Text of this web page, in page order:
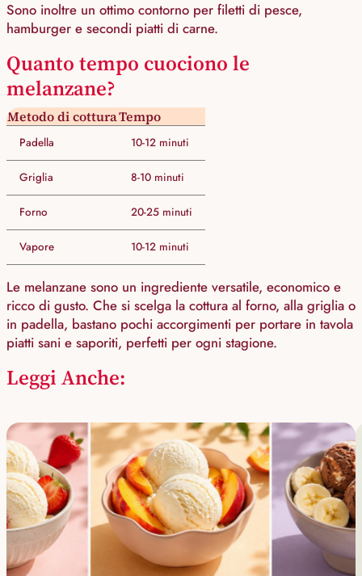
Sono inoltre un ottimo contorno per filetti di pesce,
hamburger e secondi piatti di carne.
Quanto tempo cuociono le
melanzane?
Metodo di cotturaTempo
Padella 10-12 minuti
Griglia 8-10 minuti
Forno 20-25 minuti
Vapore 10-12 minuti
Le melanzane sono un ingrediente versatile, economico e
ricco di gusto. Che si scelga la cottura al forno, alla griglia o
in padella, bastano pochi accorgimenti per portare in tavola
piatti sani e saporiti, perfetti per ogni stagione.
Leggi Anche: